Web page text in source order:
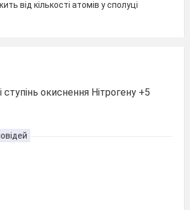
від кількості атомів у сполуці
ступінь окиснення Нітрогену +5